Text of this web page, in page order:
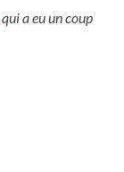
qui a eu un coup